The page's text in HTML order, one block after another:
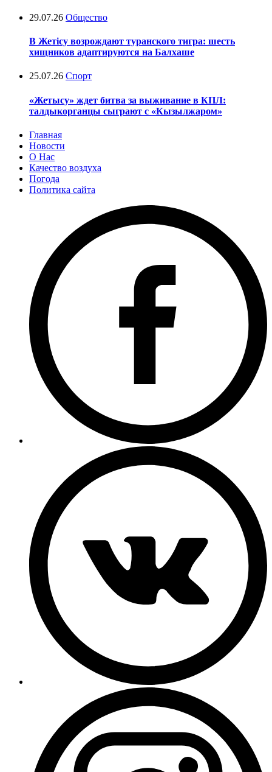
29.07.26 Общество
В Жетісу возрождают туранского тигра: шесть
хищников адаптируются на Балхаше
25.07.26 Спорт
«Жетысу» ждет битва за выживание в КПЛ:
талдыкорганцы сыграют с «Кызылжаром»
Главная
Новости
О Нас
Качество воздуха
Погода
Политика сайта